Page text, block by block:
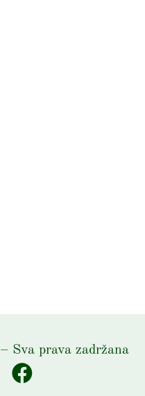
– Sva prava zadržana
F